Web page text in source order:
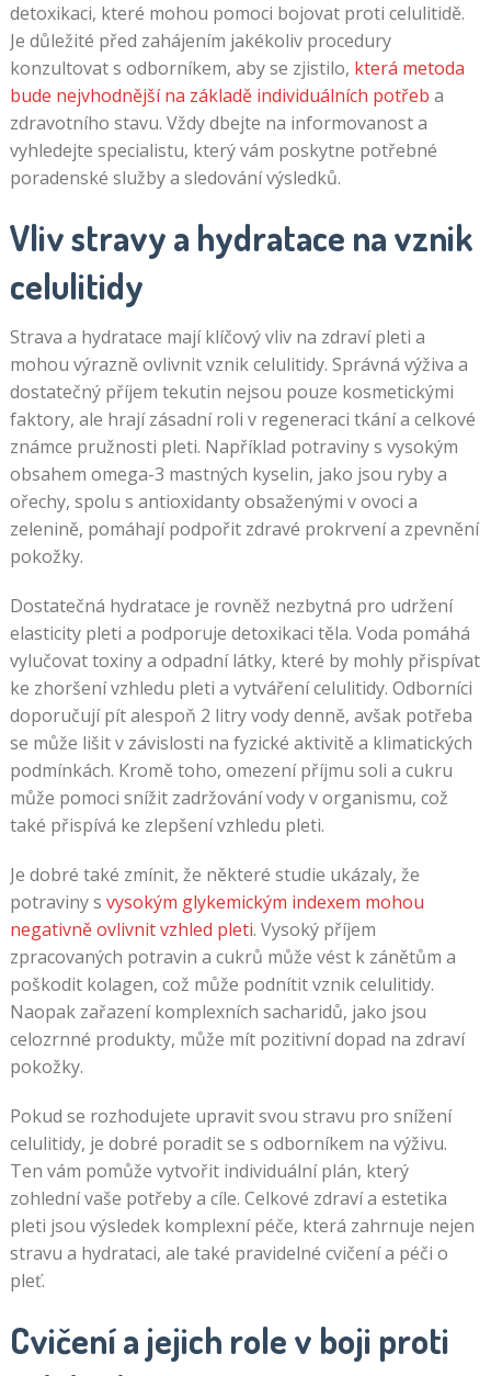
detoxikaci, které mohou pomoci bojovat proti celulitidě.
Je důležité před zahájením jakékoliv procedury
konzultovat s odborníkem, aby se zjistilo, která metoda
bude nejvhodnější na základě individuálních potřeb a
zdravotního stavu. Vždy dbejte na informovanost a
vyhledejte specialistu, který vám poskytne potřebné
poradenské služby a sledování výsledků.
Vliv stravy a hydratace na vznik
celulitidy
Strava a hydratace mají klíčový vliv na zdraví pleti a
mohou výrazně ovlivnit vznik celulitidy. Správná výživa a
dostatečný příjem tekutin nejsou pouze kosmetickými
faktory, ale hrají zásadní roli v regeneraci tkání a celkové
známce pružnosti pleti. Například potraviny s vysokým
obsahem omega-3 mastných kyselin, jako jsou ryby a
ořechy, spolu s antioxidanty obsaženými v ovoci a
zelenině, pomáhají podpořit zdravé prokrvení a zpevnění
pokožky.
Dostatečná hydratace je rovněž nezbytná pro udržení
elasticity pleti a podporuje detoxikaci těla. Voda pomáhá
vylučovat toxiny a odpadní látky, které by mohly přispívat
ke zhoršení vzhledu pleti a vytváření celulitidy. Odborníci
doporučují pít alespoň 2 litry vody denně, avšak potřeba
se může lišit v závislosti na fyzické aktivitě a klimatických
podmínkách. Kromě toho, omezení příjmu soli a cukru
může pomoci snížit zadržování vody v organismu, což
také přispívá ke zlepšení vzhledu pleti.
Je dobré také zmínit, že některé studie ukázaly, že
potraviny s vysokým glykemickým indexem mohou
negativně ovlivnit vzhled pleti. Vysoký příjem
zpracovaných potravin a cukrů může vést k zánětům a
poškodit kolagen, což může podnítit vznik celulitidy.
Naopak zařazení komplexních sacharidů, jako jsou
celozrnné produkty, může mít pozitivní dopad na zdraví
pokožky.
Pokud se rozhodujete upravit svou stravu pro snížení
celulitidy, je dobré poradit se s odborníkem na výživu.
Ten vám pomůže vytvořit individuální plán, který
zohlední vaše potřeby a cíle. Celkové zdraví a estetika
pleti jsou výsledek komplexní péče, která zahrnuje nejen
stravu a hydrataci, ale také pravidelné cvičení a péči o
pleť.
Cvičení a jejich role v boji proti